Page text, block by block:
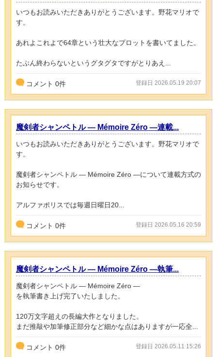
いつもお読みいただきありがとうございます。野花マリオで
す。
あれよこれよで64章という壮大なプロットを書いてました。
たぶん終わらないというグタグタですがとりあえ...
コメント 0件 登録日 2026.05.19 20:07
魔剣者シャンペトル ― Mémoire Zéro ―連載...
いつもお読みいただきありがとうございます。野花マリオで
す。
魔剣者シャンペトル ― Mémoire Zéro ―について連載方式の
お知らせです。
アルファポリスでは毎週日曜日20...
コメント 0件 登録日 2026.05.16 20:59
魔剣者シャンペトル ― Mémoire Zéro ―執筆...
魔剣者シャンペトル ― Mémoire Zéro ―
を執筆書き上げ完了いたしました。
120万文字超えの長編大作となりました。
まだ推敲や加筆修正部分など細かな点はありますが一応全...
コメント 0件 登録日 2026.05.11 15:26